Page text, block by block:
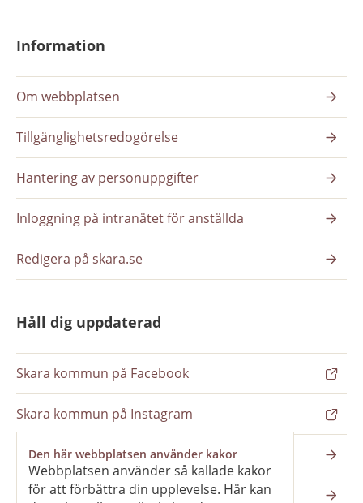
Den här webbplatsen använder kakor
Webbplatsen använder så kallade kakor
för att förbättra din upplevelse. Här kan
Information
Om webbplatsen
Tillgänglighetsredogörelse
Hantering av personuppgifter
Inloggning på intranätet för anställda
Redigera på skara.se
Håll dig uppdaterad
Skara kommun på Facebook
Skara kommun på Instagram
Nyhetsbrev
Pressrum